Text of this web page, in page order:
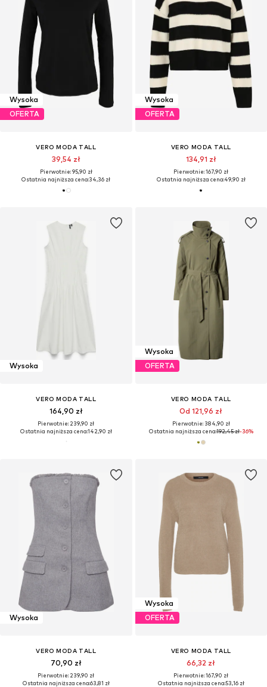
Wysoka
OFERTA
VERO MODA TALL
39,54 zł
Pierwotnie: 95,90 zł
Ostatnia najniższa cena:34,36 zł
Wysoka
OFERTA
VERO MODA TALL
134,91 zł
Pierwotnie: 167,90 zł
Ostatnia najniższa cena:49,90 zł
Wysoka
VERO MODA TALL
164,90 zł
Pierwotnie: 239,90 zł
Ostatnia najniższa cena:142,90 zł
Wysoka
OFERTA
VERO MODA TALL
Od 121,96 zł
Pierwotnie: 384,90 zł
Ostatnia najniższa cena:192,45 zł-36%
Wysoka
VERO MODA TALL
70,90 zł
Pierwotnie: 239,90 zł
Ostatnia najniższa cena:63,81 zł
Wysoka
OFERTA
VERO MODA TALL
66,32 zł
Pierwotnie: 167,90 zł
Ostatnia najniższa cena:53,16 zł